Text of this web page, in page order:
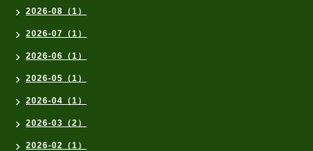
2026-08（1）
2026-07（1）
2026-06（1）
2026-05（1）
2026-04（1）
2026-03（2）
2026-02（1）